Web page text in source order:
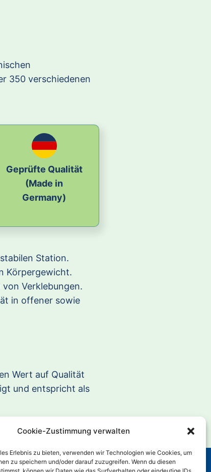
Cookie-Zustimmung verwalten
Erlebnis zu bieten, verwenden wir Technologien wie Cookies, um
zu speichern und/oder darauf zuzugreifen. Wenn du diesen
350 verschiedenen
Geprüfte Qualität
(Made in
Germany)
Station.
Körpergewicht.
Verklebungen.
in offener sowie
Wert auf Qualität
und entspricht als